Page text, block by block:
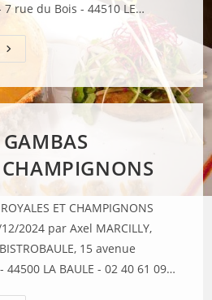
7 rue du Bois - 44510 LE…
SABLE
CHANTILLY
FRUITS
FRAIS
CHAMPIGNONS
ET CHAMPIGNONS
2024 par Axel MARCILLY,
15 avenue
44500 LA BAULE - 02 40 61 09…